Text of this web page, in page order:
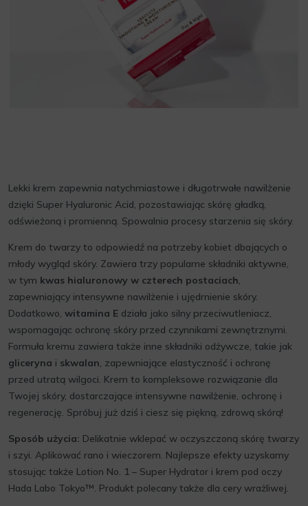
Lekki krem zapewnia natychmiastowe i długotrwałe nawilżenie
dzięki Super Hyaluronic Acid, pozostawiając skórę gładką,
odświeżoną i promienną. Spowalnia procesy starzenia się skóry.
Krem do twarzy to odpowiedź na potrzeby kobiet dbających o
młody wygląd skóry. Zawiera trzy popularne składniki aktywne,
w tym kwas hialuronowy w czterech postaciach,
zapewniający intensywne nawilżenie i ujędrnienie skóry.
Dodatkowo, witamina E działa jako silny przeciwutleniacz,
wspomagając ochronę skóry przed czynnikami zewnętrznymi.
Formuła kremu zawiera także inne składniki odżywcze, takie jak
gliceryna i skwalan, zapewniające elastyczność i ochronę
przed utratą wilgoci. Krem to kompleksowe rozwiązanie dla
Twojej skóry, dostarczające intensywne nawilżenie, ochronę i
regenerację. Spróbuj już dziś i ciesz się piękną, zdrową skórą!
Sposób użycia: Delikatnie wklepać w oczyszczoną skórę twarzy
i szyi. Aplikować rano i wieczorem. Najlepsze efekty uzyskamy
stosując także Lotion No. 1 – Super Hydrator i krem pod oczy
Hada Labo Tokyo™. Produkt polecany także dla cery wrażliwej.